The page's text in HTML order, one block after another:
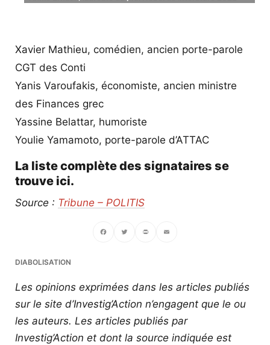
Xavier Mathieu, comédien, ancien porte-parole
CGT des Conti
Yanis Varoufakis, économiste, ancien ministre
des Finances grec
Yassine Belattar, humoriste
Youlie Yamamoto, porte-parole d’ATTAC
La liste complète des signataires se
trouve ici.
Source : Tribune – POLITIS
DIABOLISATION
Les opinions exprimées dans les articles publiés
sur le site d’Investig’Action n’engagent que le ou
les auteurs. Les articles publiés par
Investig’Action et dont la source indiquée est